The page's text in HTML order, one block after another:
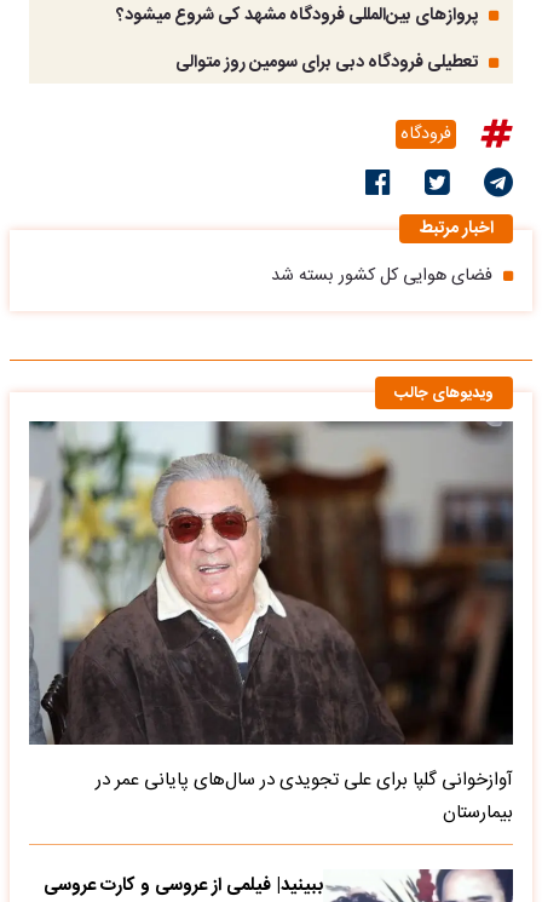
پروازهای بین‌المللی فرودگاه مشهد کی شروع میشود؟
تعطیلی فرودگاه دبی برای سومین روز متوالی
فرودگاه
اخبار مرتبط
فضای هوایی کل کشور بسته شد
ویدیوهای جالب
آوازخوانی گلپا برای علی تجویدی در سال‌های پایانی عمر در
بیمارستان
ببینید| فیلمی از عروسی و کارت عروسی